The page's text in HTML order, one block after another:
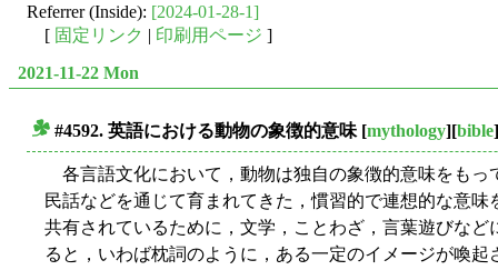
Referrer (Inside): [2024-01-28-1]
[ 固定リンク | 印刷用ページ ]
2021-11-22 Mon
#4592. 英語における動物の象徴的意味 [mythology][bible
各言語文化において，動物は独自の象徴的意味をもっ
民話などを通じて育まれてきた，慣習的で連想的な意
共有されているために，文学，ことわざ，言葉遊びな
ると，いわば枕詞のように，ある一定のイメージが喚